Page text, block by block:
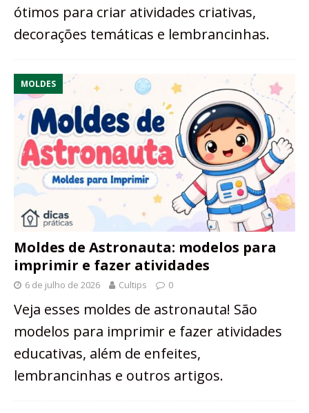
ótimos para criar atividades criativas,
decorações temáticas e lembrancinhas.
MOLDES
Moldes de Astronauta: modelos para
imprimir e fazer atividades
6 de julho de 2026 Cultips 0
Veja esses moldes de astronauta! São
modelos para imprimir e fazer atividades
educativas, além de enfeites,
lembrancinhas e outros artigos.